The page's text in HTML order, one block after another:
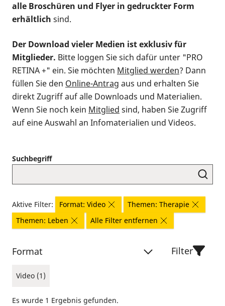
alle Broschüren und Flyer in gedruckter Form
erhältlich sind.
Der Download vieler Medien ist exklusiv für
Mitglieder. Bitte loggen Sie sich dafür unter "PRO
RETINA +" ein. Sie möchten Mitglied werden? Dann
füllen Sie den Online-Antrag aus und erhalten Sie
direkt Zugriff auf alle Downloads und Materialien.
Wenn Sie noch kein Mitglied sind, haben Sie Zugriff
auf eine Auswahl an Infomaterialien und Videos.
Suchbegriff
Aktive Filter: Format: Video
Themen: Therapie
Themen: Leben
Alle Filter entfernen
Format
Video (1)
Filter
Es wurde 1 Ergebnis gefunden.